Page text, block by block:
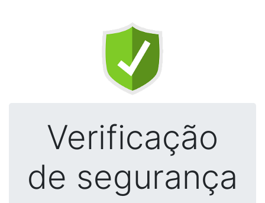
Verificação
de segurança